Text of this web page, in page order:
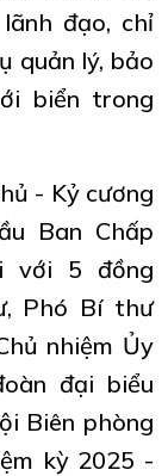
đạo, chỉ
quản lý, bảo
biển trong
- Kỷ cương
Ban Chấp
với 5 đồng
Phó Bí thư
nhiệm Ủy
đại biểu
Biên phòng
kỳ 2025 -